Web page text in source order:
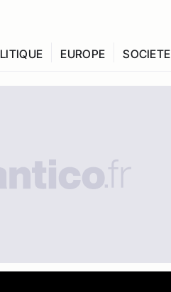
EUROPE SOCIETE